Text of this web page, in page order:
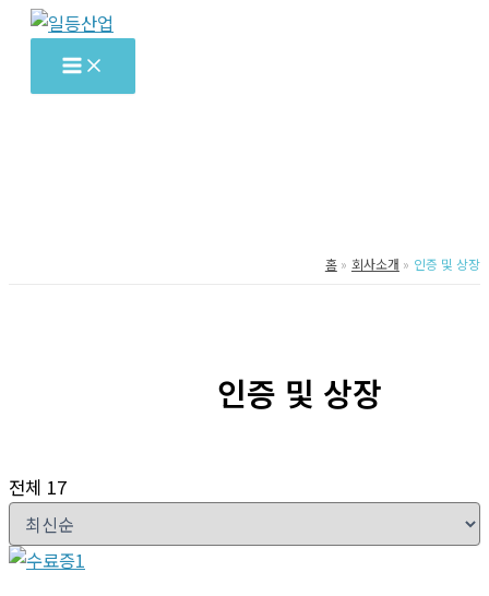
홈 회사소개 인증 및 상장
인증 및 상장
전체 17